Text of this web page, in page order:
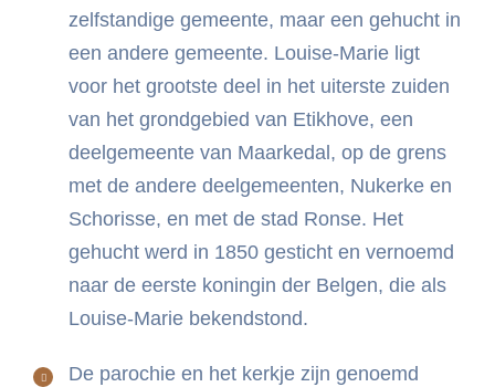
zelfstandige gemeente, maar een gehucht in
een andere gemeente. Louise-Marie ligt
voor het grootste deel in het uiterste zuiden
van het grondgebied van Etikhove, een
deelgemeente van Maarkedal, op de grens
met de andere deelgemeenten, Nukerke en
Schorisse, en met de stad Ronse. Het
gehucht werd in 1850 gesticht en vernoemd
naar de eerste koningin der Belgen, die als
Louise-Marie bekendstond.
De parochie en het kerkje zijn genoemd